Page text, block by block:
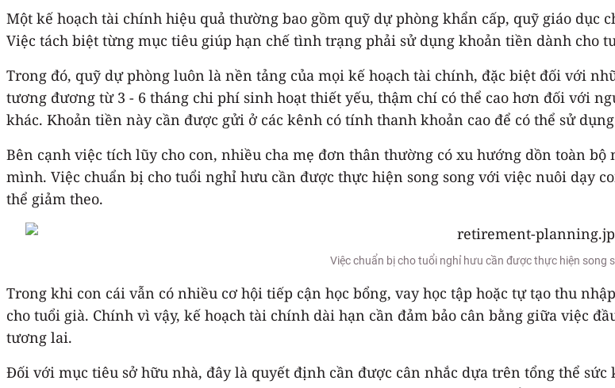
Một kế hoạch tài chính hiệu quả thường bao gồm quỹ dự phòng khẩn cấp, quỹ giáo dục
Việc tách biệt từng mục tiêu giúp hạn chế tình trạng phải sử dụng khoản tiền dành cho
Trong đó, quỹ dự phòng luôn là nền tảng của mọi kế hoạch tài chính, đặc biệt đối với
tương đương từ 3 - 6 tháng chi phí sinh hoạt thiết yếu, thậm chí có thể cao hơn đối với
khác. Khoản tiền này cần được gửi ở các kênh có tính thanh khoản cao để có thể sử
Bên cạnh việc tích lũy cho con, nhiều cha mẹ đơn thân thường có xu hướng dồn toàn
mình. Việc chuẩn bị cho tuổi nghỉ hưu cần được thực hiện song song với việc nuôi dạy
thể giảm theo.
Việc chuẩn bị cho tuổi nghỉ hưu cần được thực hiện song
Trong khi con cái vẫn có nhiều cơ hội tiếp cận học bổng, vay học tập hoặc tự tạo thu
cho tuổi già. Chính vì vậy, kế hoạch tài chính dài hạn cần đảm bảo cân bằng giữa việc
tương lai.
Đối với mục tiêu sở hữu nhà, đây là quyết định cần được cân nhắc dựa trên tổng thể